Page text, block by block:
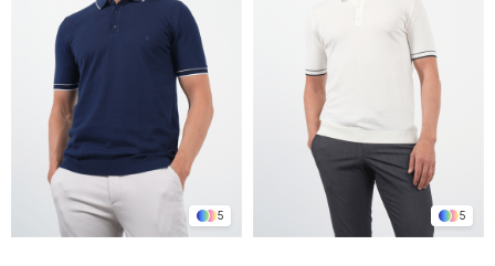
5 5